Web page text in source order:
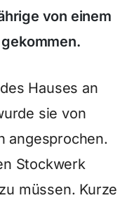
von einem
Hauses an
sie von
angesprochen.
Stockwerk
müssen. Kurze